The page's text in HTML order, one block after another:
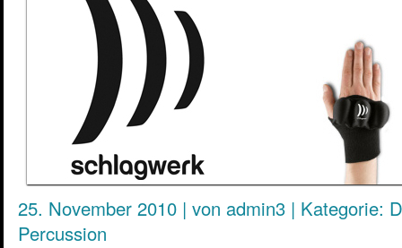
25. November 2010 | von admin3 | Kategorie:
Percussion